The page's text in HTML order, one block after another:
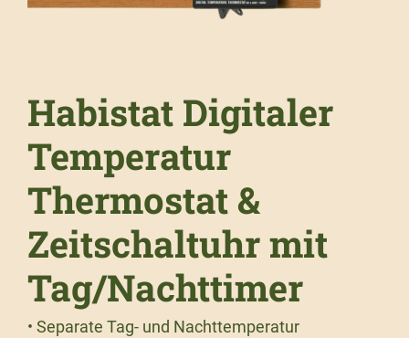
Habistat Digitaler
Temperatur
Thermostat &
Zeitschaltuhr mit
Tag/Nachttimer
• Separate Tag- und Nachttemperatur